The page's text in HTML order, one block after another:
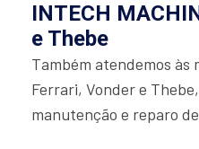
INTECH
e Thebe
Também atendemos às
Ferrari, Vonder e
manutenção e reparo